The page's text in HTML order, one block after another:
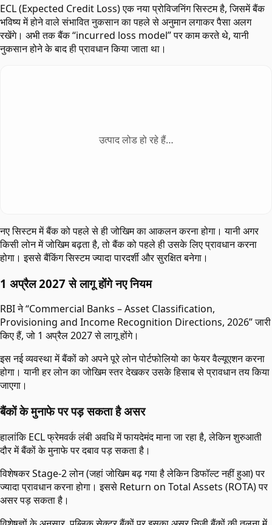
ECL (Expected Credit Loss) एक नया प्रोविजनिंग सिस्टम है, जिसमें बैंक
भविष्य में होने वाले संभावित नुकसान का पहले से अनुमान लगाकर पैसा अलग
रखेंगे। अभी तक बैंक “incurred loss model” पर काम करते थे, यानी
नुकसान होने के बाद ही प्रावधान किया जाता था।
उत्पाद लोड हो रहे हैं…
नए सिस्टम में बैंक को पहले से ही जोखिम का आकलन करना होगा। यानी अगर
किसी लोन में जोखिम बढ़ता है, तो बैंक को पहले ही उसके लिए प्रावधान करना
होगा। इससे बैंकिंग सिस्टम ज्यादा पारदर्शी और सुरक्षित बनेगा।
1 अप्रैल 2027 से लागू होंगे नए नियम
RBI ने “Commercial Banks – Asset Classification,
Provisioning and Income Recognition Directions, 2026” जारी
किए हैं, जो 1 अप्रैल 2027 से लागू होंगे।
इस नई व्यवस्था में बैंकों को अपने पूरे लोन पोर्टफोलियो का फेयर वैल्यूएशन करना
होगा। यानी हर लोन का जोखिम स्तर देखकर उसके हिसाब से प्रावधान तय किया
जाएगा।
बैंकों के मुनाफे पर पड़ सकता है असर
हालांकि ECL फ्रेमवर्क लंबी अवधि में फायदेमंद माना जा रहा है, लेकिन शुरुआती
दौर में बैंकों के मुनाफे पर दबाव पड़ सकता है।
विशेषकर Stage-2 लोन (जहां जोखिम बढ़ गया है लेकिन डिफॉल्ट नहीं हुआ) पर
ज्यादा प्रावधान करना होगा। इससे Return on Total Assets (ROTA) पर
असर पड़ सकता है।